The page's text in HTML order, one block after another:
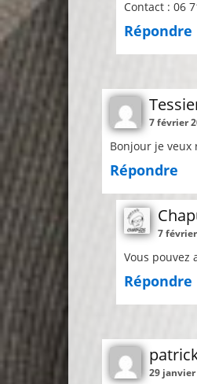
Contact : 06
Répondre
7 février
Bonjour je veux
Répondre
7
Vous pouvez
Répondre
29 janvier